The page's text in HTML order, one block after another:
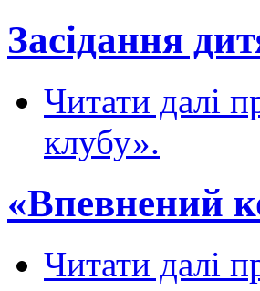
Засідання
Читати далі
клубу».
«Впевнений
Читати далі